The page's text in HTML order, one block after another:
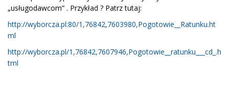
„usługodawcom” . Przykład ? Patrz tutaj:
http://wyborcza.pl:80/1,76842,7603980,Pogotowie__Ratunku.ht
ml
http://wyborcza.pl/1,76842,7607946,Pogotowie__ratunku___cd_.h
tml